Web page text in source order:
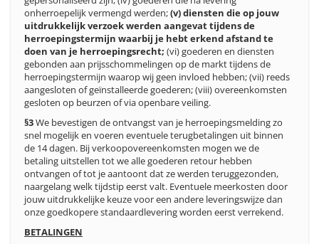
onherroepelijk vermengd werden;(v) diensten die op jouw
uitdrukkelijk verzoek werden aangevat tijdens de
herroepingstermijn waarbij je hebt erkend afstand te
doen van je herroepingsrecht; (vi) goederen en diensten
gebonden aan prijsschommelingen op de markt tijdens de
herroepingstermijn waarop wij geen invloed hebben; (vii) reeds
aangesloten of geïnstalleerde goederen; (viii) overeenkomsten
gesloten op beurzen of via openbare veiling.
§3We bevestigen de ontvangst van je herroepingsmelding zo
snel mogelijk en voeren eventuele terugbetalingen uit binnen
de 14 dagen. Bij verkoopovereenkomsten mogen we de
betaling uitstellen tot we alle goederen retour hebben
ontvangen of tot je aantoont dat ze werden teruggezonden,
naargelang welk tijdstip eerst valt. Eventuele meerkosten door
jouw uitdrukkelijke keuze voor een andere leveringswijze dan
onze goedkopere standaardlevering worden eerst verrekend.
BETALINGEN